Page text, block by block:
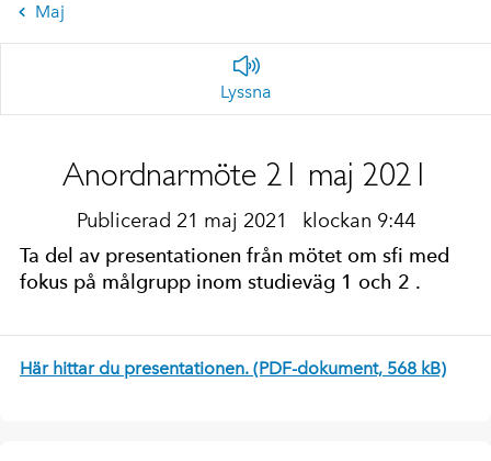
Maj
Lyssna
Anordnarmöte 21 maj 2021
Publicerad 21 maj 2021 klockan 9:44
Ta del av presentationen från mötet om sfi med
fokus på målgrupp inom studieväg 1 och 2 .
Här hittar du presentationen. (PDF-dokument, 568 kB)